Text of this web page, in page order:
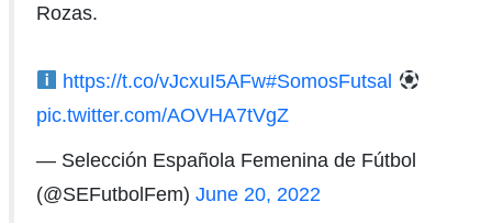
Rozas.
https://t.co/vJcxuI5AFw#SomosFutsal
pic.twitter.com/AOVHA7tVgZ
— Selección Española Femenina de Fútbol
(@SEFutbolFem) June 20, 2022